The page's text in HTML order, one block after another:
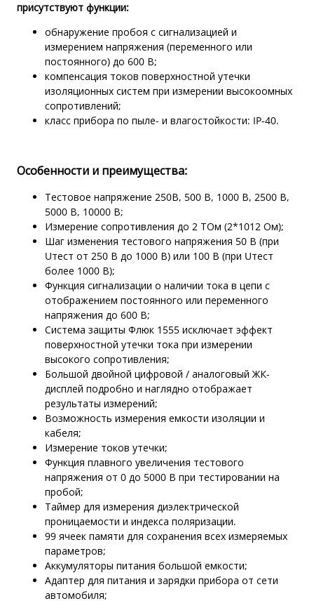
присутствуют функции:
обнаружение пробоя с сигнализацией и
измерением напряжения (переменного или
постоянного) до 600 В;
компенсация токов поверхностной утечки
изоляционных систем при измерении высокоомных
сопротивлений;
класс прибора по пыле- и влагостойкости: IP-40.
Особенности и преимущества:
Тестовое напряжение 250В, 500 В, 1000 В, 2500 В,
5000 В, 10000 В;
Измерение сопротивления до 2 ТОм (2*1012 Ом);
Шаг изменения тестового напряжения 50 В (при
Uтест от 250 В до 1000 В) или 100 В (при Uтест
более 1000 В);
Функция сигнализации о наличии тока в цепи с
отображением постоянного или переменного
напряжения до 600 В;
Система защиты Флюк 1555 исключает эффект
поверхностной утечки тока при измерении
высокого сопротивления;
Большой двойной цифровой / аналоговый ЖК-
дисплей подробно и наглядно отображает
результаты измерений;
Возможность измерения емкости изоляции и
кабеля;
Измерение токов утечки;
Функция плавного увеличения тестового
напряжения от 0 до 5000 В при тестировании на
пробой;
Таймер для измерения диэлектрической
проницаемости и индекса поляризации.
99 ячеек памяти для сохранения всех измеряемых
параметров;
Аккумуляторы питания большой емкости;
Адаптер для питания и зарядки прибора от сети
автомобиля;